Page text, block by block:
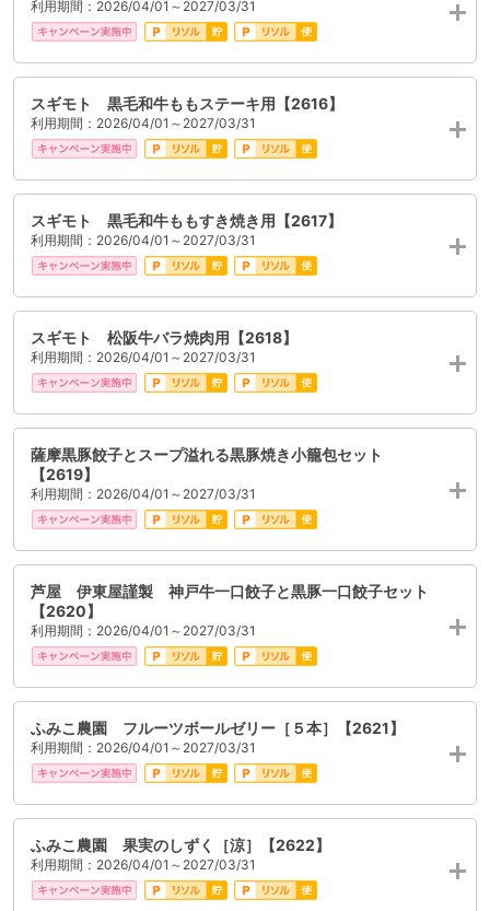
利用期間：2026/04/01～2027/03/31
スギモト 黒毛和牛ももステーキ用【2616】
利用期間：2026/04/01～2027/03/31
スギモト 黒毛和牛ももすき焼き用【2617】
利用期間：2026/04/01～2027/03/31
スギモト 松阪牛バラ焼肉用【2618】
利用期間：2026/04/01～2027/03/31
薩摩黒豚餃子とスープ溢れる黒豚焼き小籠包セット
【2619】
利用期間：2026/04/01～2027/03/31
芦屋 伊東屋謹製 神戸牛一口餃子と黒豚一口餃子セット
【2620】
利用期間：2026/04/01～2027/03/31
ふみこ農園 フルーツボールゼリー［５本］【2621】
利用期間：2026/04/01～2027/03/31
ふみこ農園 果実のしずく［涼］【2622】
利用期間：2026/04/01～2027/03/31